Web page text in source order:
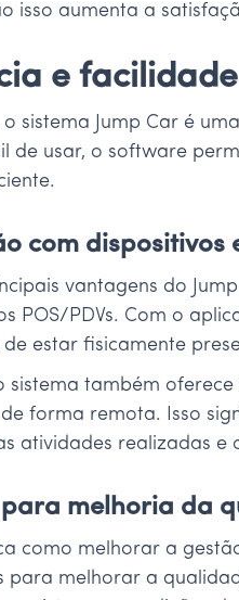
isso aumenta a
e
o sistema Jump Car é
de usar, o software
com dispositivos
vantagens do
POS/PDVs. Com o
de estar fisicamente
sistema também
forma remota. Isso
atividades realizadas e
para melhoria da
como melhorar a
para melhorar a